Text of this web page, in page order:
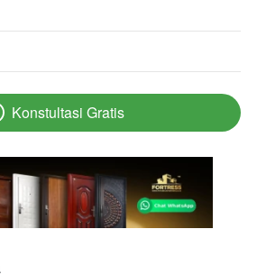
Konstultasi Gratis